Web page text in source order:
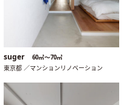
suger 60㎡〜70㎡
東京都 ／マンションリノベーション